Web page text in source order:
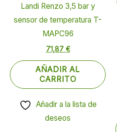
Landi Renzo 3,5 bar y
sensor de temperatura T-
MAPC96
71,87 €
AÑADIR AL
CARRITO
Añadir a la lista de
deseos